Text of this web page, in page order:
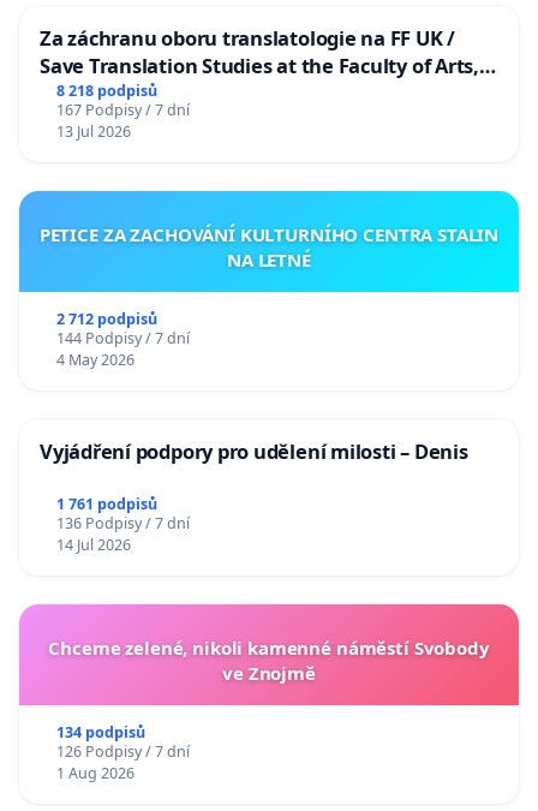
Za záchranu oboru translatologie na FF UK /
Save Translation Studies at the Faculty of Arts,
Charles University
8 218 podpisů
167 Podpisy / 7 dní
13 Jul 2026
PETICE ZA ZACHOVÁNÍ KULTURNÍHO CENTRA STALIN
NA LETNÉ
2 712 podpisů
144 Podpisy / 7 dní
4 May 2026
Vyjádření podpory pro udělení milosti – Denis
1 761 podpisů
136 Podpisy / 7 dní
14 Jul 2026
Chceme zelené, nikoli kamenné náměstí Svobody
ve Znojmě
134 podpisů
126 Podpisy / 7 dní
1 Aug 2026